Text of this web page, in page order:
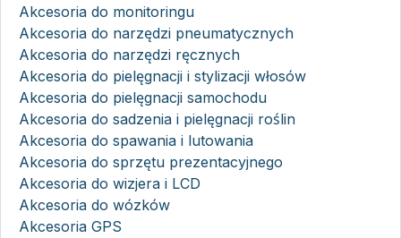
Akcesoria do monitoringu
Akcesoria do narzędzi pneumatycznych
Akcesoria do narzędzi ręcznych
Akcesoria do pielęgnacji i stylizacji włosów
Akcesoria do pielęgnacji samochodu
Akcesoria do sadzenia i pielęgnacji roślin
Akcesoria do spawania i lutowania
Akcesoria do sprzętu prezentacyjnego
Akcesoria do wizjera i LCD
Akcesoria do wózków
Akcesoria GPS